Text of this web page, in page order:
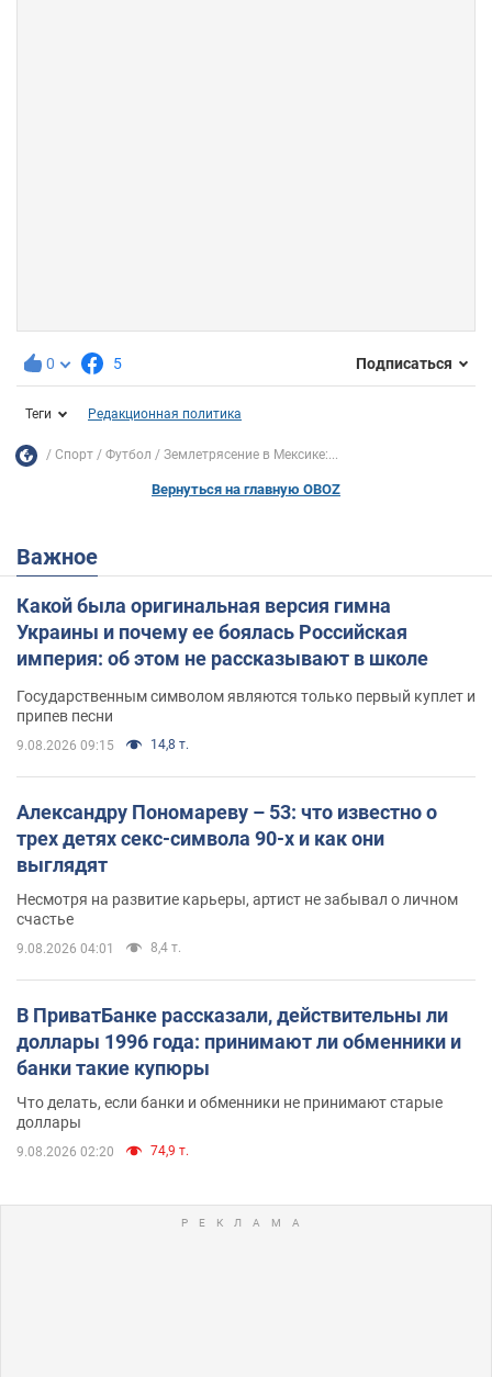
0 5 Подписаться
Теги Редакционная политика
Спорт Футбол Землетрясение в Мексике:...
Вернуться на главную OBOZ
Важное
Какой была оригинальная версия гимна
Украины и почему ее боялась Российская
империя: об этом не рассказывают в школе
Государственным символом являются только первый куплет и
припев песни
9.08.2026 09:15 14,8 т.
Александру Пономареву – 53: что известно о
трех детях секс-символа 90-х и как они
выглядят
Несмотря на развитие карьеры, артист не забывал о личном
счастье
9.08.2026 04:01 8,4 т.
В ПриватБанке рассказали, действительны ли
доллары 1996 года: принимают ли обменники и
банки такие купюры
Что делать, если банки и обменники не принимают старые
доллары
9.08.2026 02:20 74,9 т.